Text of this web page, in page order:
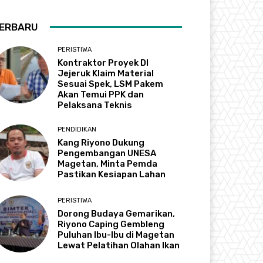
PERISTIWA
Kontraktor Proyek DI
Jejeruk Klaim Material
Sesuai Spek, LSM Pakem
Akan Temui PPK dan
Pelaksana Teknis
PENDIDIKAN
Kang Riyono Dukung
Pengembangan UNESA
Magetan, Minta Pemda
Pastikan Kesiapan Lahan
PERISTIWA
Dorong Budaya Gemarikan,
Riyono Caping Gembleng
Puluhan Ibu-Ibu di Magetan
Lewat Pelatihan Olahan Ikan